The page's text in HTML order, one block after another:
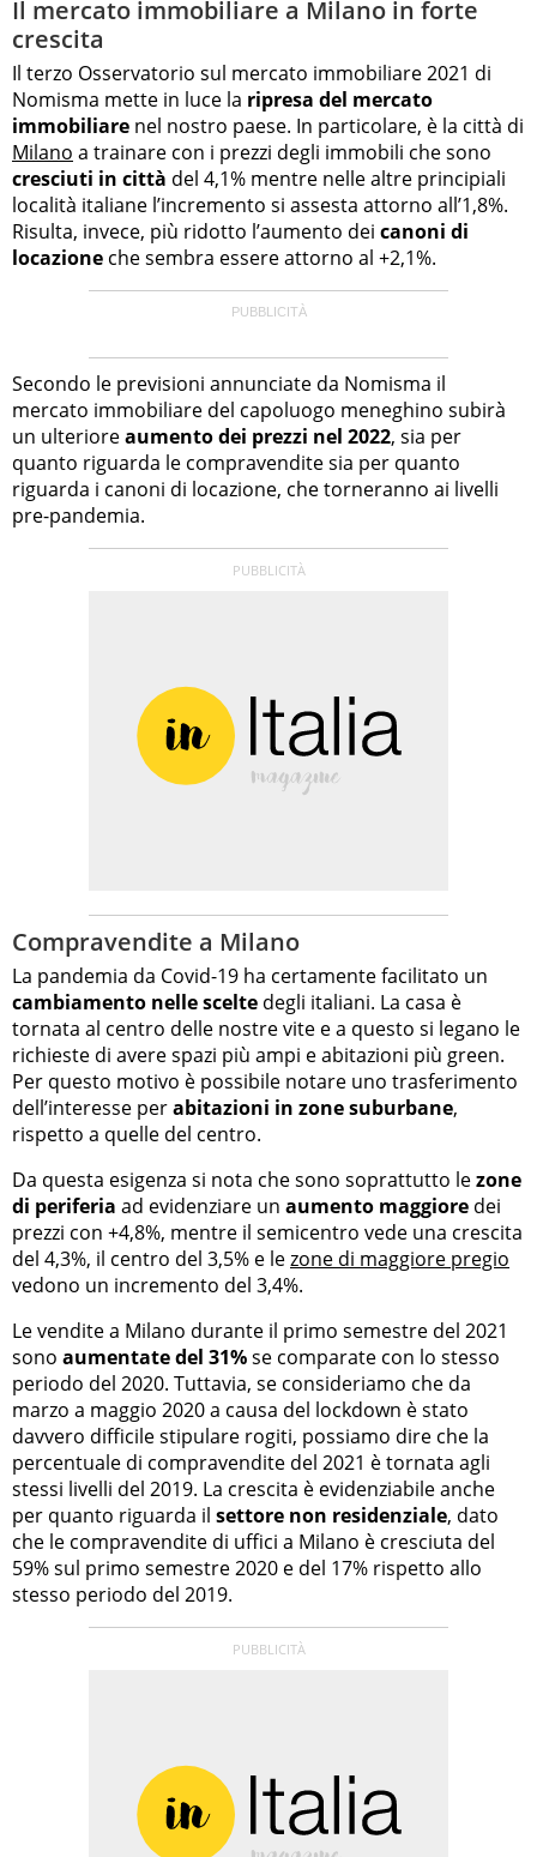
Il mercato immobiliare a Milano in forte
crescita
Il terzo Osservatorio sul mercato immobiliare 2021 di
Nomisma mette in luce la ripresa del mercato
immobiliare nel nostro paese. In particolare, è la città di
Milano a trainare con i prezzi degli immobili che sono
cresciuti in città del 4,1% mentre nelle altre principiali
località italiane l’incremento si assesta attorno all’1,8%.
Risulta, invece, più ridotto l’aumento dei canoni di
locazione che sembra essere attorno al +2,1%.
Secondo le previsioni annunciate da Nomisma il
mercato immobiliare del capoluogo meneghino subirà
un ulterioreaumento dei prezzi nel 2022, sia per
quanto riguarda le compravendite sia per quanto
riguarda i canoni di locazione, che torneranno ai livelli
pre-pandemia.
Compravendite a Milano
La pandemia da Covid-19 ha certamente facilitato un
cambiamento nelle scelte degli italiani. La casa è
tornata al centro delle nostre vite e a questo si legano le
richieste di avere spazi più ampi e abitazioni più green.
Per questo motivo è possibile notare uno trasferimento
dell’interesse perabitazioni in zone suburbane,
rispetto a quelle del centro.
Da questa esigenza si nota che sono soprattutto lezone
di periferia ad evidenziare un aumento maggiore dei
prezzi con +4,8%, mentre il semicentro vede una crescita
del 4,3%, il centro del 3,5% e lezone di maggiore pregio
vedono un incremento del 3,4%.
Le vendite a Milano durante il primo semestre del 2021
sono aumentate del 31%se comparate con lo stesso
periodo del 2020. Tuttavia, se consideriamo che da
marzo a maggio 2020 a causa del lockdown è stato
davvero difficile stipulare rogiti, possiamo dire che la
percentuale di compravendite del 2021 è tornata agli
stessi livelli del 2019. La crescita è evidenziabile anche
per quanto riguarda il settore non residenziale, dato
che le compravendite di uffici a Milano è cresciuta del
59% sul primo semestre 2020 e del 17% rispetto allo
stesso periodo del 2019.